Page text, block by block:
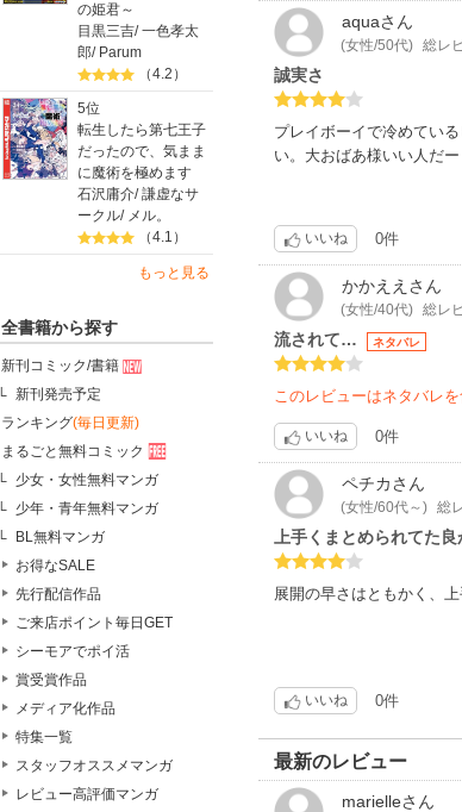
の姫君～
目黒三吉/一色孝太
郎/ Parum
（4.2）
5位
転生したら第七王子
だったので、気まま
に魔術を極めます
石沢庸介/謙虚なサ
ークル/ メル。
（4.1）
もっと見る
全書籍から探す
新刊コミック/書籍
新刊発売予定
ランキング(毎日更新)
まるごと無料コミック
少女・女性無料マンガ
少年・青年無料マンガ
BL無料マンガ
お得なSALE
先行配信作品
ご来店ポイント毎日GET
シーモアでポイ活
賞受賞作品
メディア化作品
特集一覧
スタッフオススメマンガ
レビュー高評価マンガ
aquaさん
(女性/50代) 総レ
誠実さ
プレイボーイで冷めてい
い。大おばあ様いい人だー
いいね 0件
かかええ さん
(女性/40代) 総レ
流されて… ネタバレ
このレビューはネタバレ
いいね 0件
ペチカ さん
(女性/60代～) 総
上手くまとめられてた良
展開の早さはともかく、
いいね 0件
最新のレビュー
marielleさん